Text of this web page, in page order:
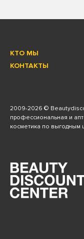
КТО МЫ
КОНТАКТЫ
2009-2026 ©
профессиональная и
косметика по выгодным